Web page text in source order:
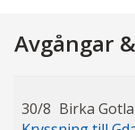
Avgångar
30/8 Birka